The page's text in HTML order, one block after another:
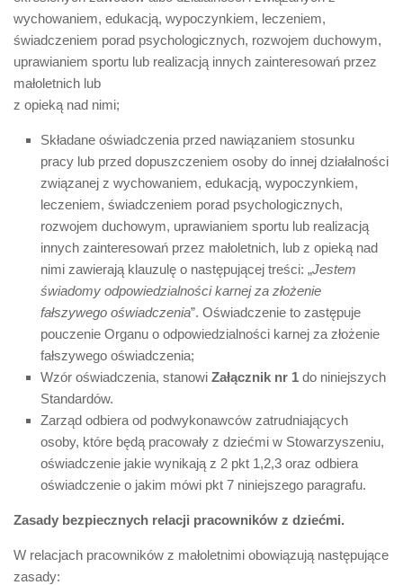
wychowaniem, edukacją, wypoczynkiem, leczeniem,
świadczeniem porad psychologicznych, rozwojem duchowym,
uprawianiem sportu lub realizacją innych zainteresowań przez
małoletnich lub
z opieką nad nimi;
Składane oświadczenia przed nawiązaniem stosunku
pracy lub przed dopuszczeniem osoby do innej działalności
związanej z wychowaniem, edukacją, wypoczynkiem,
leczeniem, świadczeniem porad psychologicznych,
rozwojem duchowym, uprawianiem sportu lub realizacją
innych zainteresowań przez małoletnich, lub z opieką nad
nimi zawierają klauzulę o następującej treści: „Jestem
świadomy odpowiedzialności karnej za złożenie
fałszywego oświadczenia”. Oświadczenie to zastępuje
pouczenie Organu o odpowiedzialności karnej za złożenie
fałszywego oświadczenia;
Wzór oświadczenia, stanowi Załącznik nr 1 do niniejszych
Standardów.
Zarząd odbiera od podwykonawców zatrudniających
osoby, które będą pracowały z dziećmi w Stowarzyszeniu,
oświadczenie jakie wynikają z 2 pkt 1,2,3 oraz odbiera
oświadczenie o jakim mówi pkt 7 niniejszego paragrafu.
Zasady bezpiecznych relacji pracowników z dziećmi.
W relacjach pracowników z małoletnimi obowiązują następujące
zasady: